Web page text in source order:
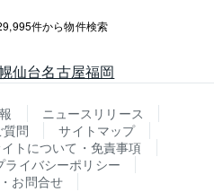
件から物件検索
仙台名古屋福岡
ニュースリリース
問
サイトマップ
トについて・免責事項
ライバシーポリシー
お問合せ